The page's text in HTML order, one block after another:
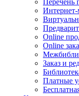
Перечень
Интернет-
Online
Online
Заказ и
Платные